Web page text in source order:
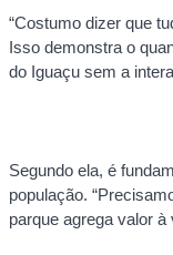
“Costumo dizer que
Isso demonstra o
do Iguaçu sem a
Segundo ela, é
população.
parque agrega valor à